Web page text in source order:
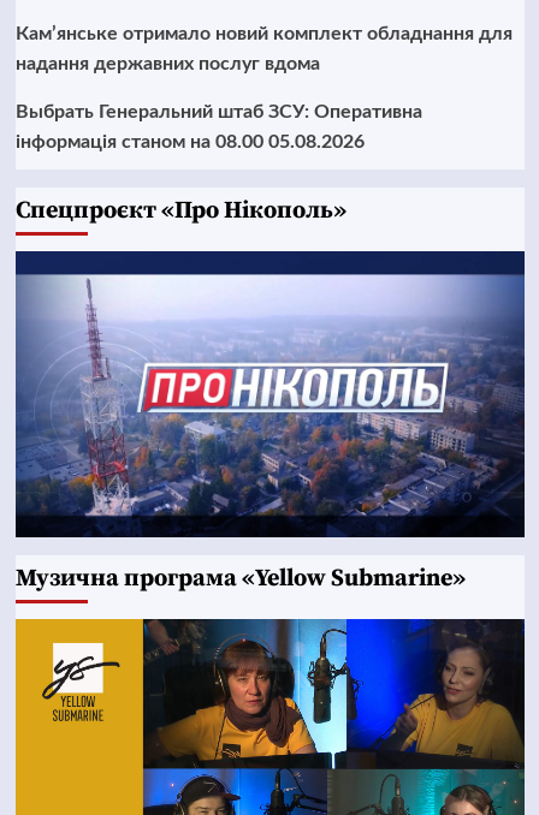
Кам’янське отримало новий комплект обладнання для
надання державних послуг вдома
Выбрать Генеральний штаб ЗСУ: Оперативна
інформація станом на 08.00 05.08.2026
Cпецпроєкт «Про Нікополь»
Музична програма «Yellow Submarine»